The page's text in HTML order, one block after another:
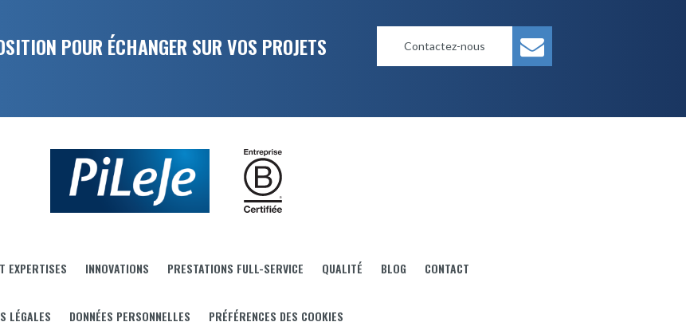
POUR ÉCHANGER SUR VOS PROJETS Contactez-nous
EXPERTISES INNOVATIONS PRESTATIONS FULL-SERVICE QUALITÉ BLOG CONTACT
LÉGALES DONNÉES PERSONNELLES PRÉFÉRENCES DES COOKIES